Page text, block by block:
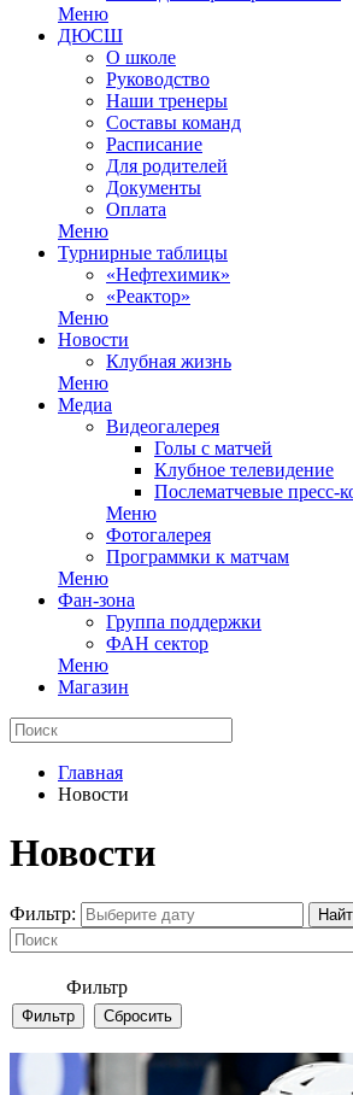
Меню
ДЮСШ
О школе
Руководство
Наши тренеры
Составы команд
Расписание
Для родителей
Документы
Оплата
Меню
Турнирные таблицы
«Нефтехимик»
«Реактор»
Меню
Новости
Клубная жизнь
Меню
Медиа
Видеогалерея
Голы с матчей
Клубное телевидение
Послематчевые пресс-
Меню
Фотогалерея
Программки к матчам
Меню
Фан-зона
Группа поддержки
ФАН сектор
Меню
Магазин
Главная
Новости
Новости
Фильтр:
Фильтр